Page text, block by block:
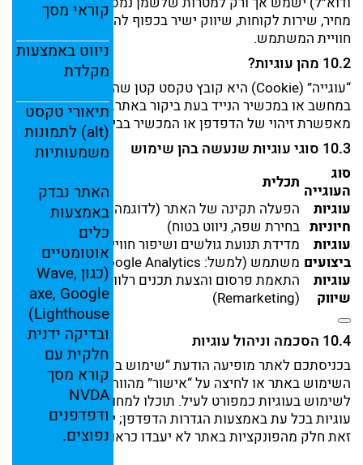
קוראי מסך
ניווט באמצעות
מקלדת
תיאורי טקסט
(
alt) לתמונות
משמעותיות
האתר נבדק
באמצעות
כלים
אוטומטיים
(כגון Wave,
axe, Google
Lighthouse)
ובדיקה ידנית
חלקית עם
קורא מסך
NVDA
ודפדפנים
נפוצים.
מחיר, שירותלקוחות, שיווק ישירבכפוף להסכמה, ושיפור
חוויית המשתמש.
10.2 מהןעוגיות?
“עוגייה” (Cookie) היא קובץטקסט קטן שהדפדפן
במחשב אובמכשיר הניידבעתביקורבאתר.העוגייה
מאפשרתזיהוי של הדפדפן או המכשירבביקוריםחוזרים.
10.3 סוגיעוגיותשנעשהבהןשימוש
סוג
העוגייה תכלית
שמירה
עוגיות
חיוניות
הפעלה תקינה של האתר (לדוגמה:שמירת
בחירת שפה, ניווט בטוח)
עד
עוגיות
ביצועים
מדידת תנועת גולשים ושיפור חוויית
משתמש (למשל: GoogleAnalytics)
עד
חודשים
עוגיות
שיווק
התאמת פרסום והצעת תכנים רלוונטיים
(
Remarketing)
עד24
חודשים
10.4 הסכמה וניהולעוגיות
בכניסתכם לאתר מופיעה הודעת “שימוש בעוגיות”.המשך
השימוש באתר אולחיצה על “אישור” מהווההסכמתכם
לשימוש בעוגיות כמפורט לעיל. תוכלולמחוקאולחסום
עוגיותבכל עתבאמצעות הגדרות הדפדפן; ייתכןשבעקבות
זאת חלק מהפונקציותבאתרלא יעבדו כראוי.